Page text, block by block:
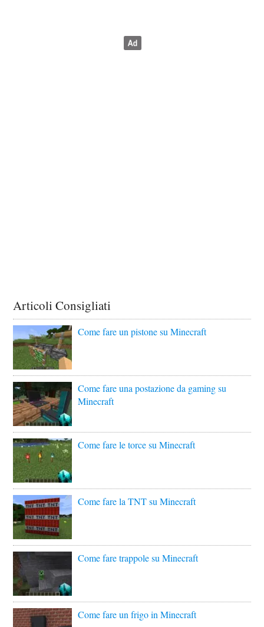
Articoli Consigliati
Come fare un pistone su Minecraft
Come fare una postazione da gaming su
Minecraft
Come fare le torce su Minecraft
Come fare la TNT su Minecraft
Come fare trappole su Minecraft
Come fare un frigo in Minecraft